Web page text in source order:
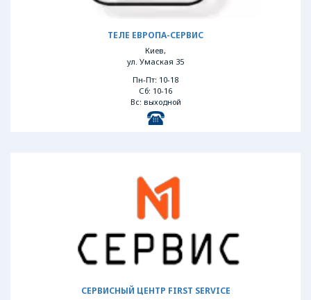
ТЕЛЕ ЕВРОПА-СЕРВИС
Киев,
ул. Умаская 35
Пн-Пт: 10-18
Сб: 10-16
Вс: выходной
СЕРВИСНЫЙ ЦЕНТР FIRST SERVICE